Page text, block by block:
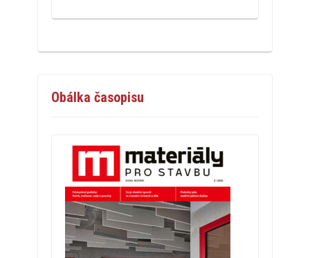
Obálka časopisu